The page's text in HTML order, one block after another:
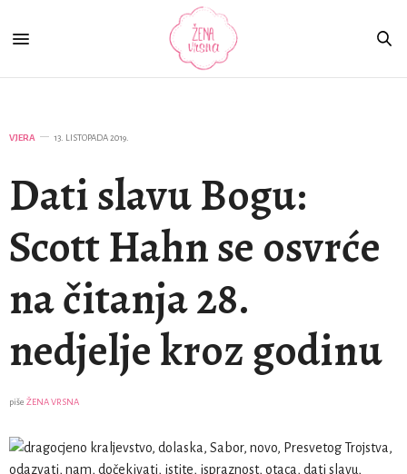
VJERA 13. LISTOPADA 2019.
Dati slavu Bogu:
Scott Hahn se osvrće
na čitanja 28.
nedjelje kroz godinu
piše ŽENA VRSNA